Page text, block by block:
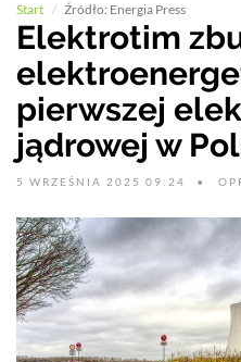
Start Źródło: Energia Press
Elektrotim
pierwszej
jądrowej w
5 WRZEŚNIA 2025 09:24